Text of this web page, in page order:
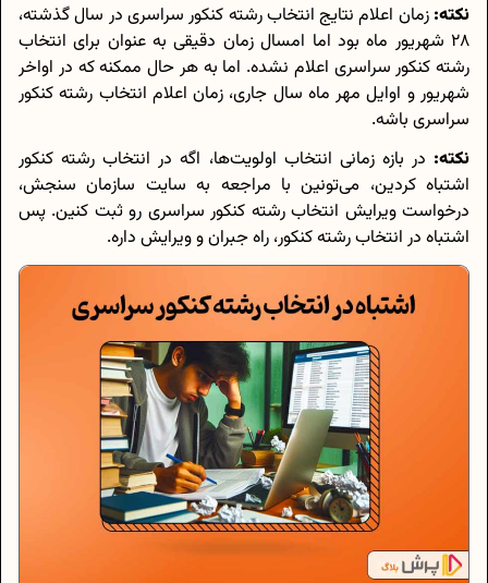
نکته: زمان اعلام نتایج انتخاب رشته کنکور سراسری در سال گذشته،
28 شهریور ماه بود اما امسال زمان دقیقی به عنوان برای انتخاب
رشته کنکور سراسری اعلام نشده. اما به هر حال ممکنه که در اواخر
شهریور و اوایل مهر ماه سال جاری، زمان اعلام انتخاب رشته کنکور
سراسری باشه.
نکته: در بازه زمانی انتخاب اولویت‌ها، اگه در انتخاب رشته کنکور
اشتباه کردین، می‌تونین با مراجعه به سایت سازمان سنجش،
درخواست ویرایش انتخاب رشته کنکور سراسری رو ثبت کنین. پس
اشتباه در انتخاب رشته کنکور، راه جبران و ویرایش داره.